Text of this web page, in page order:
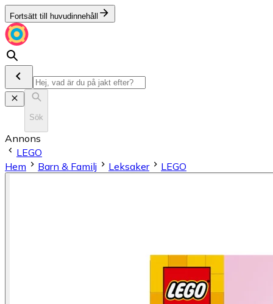
Fortsätt till huvudinnehåll
Sök
Annons
LEGO
Hem
Barn & Familj Leksaker LEGO